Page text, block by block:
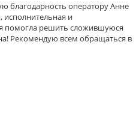
оператору Анне
исполнительная и
помогла решить сложившуюся
Рекомендую всем обращаться в